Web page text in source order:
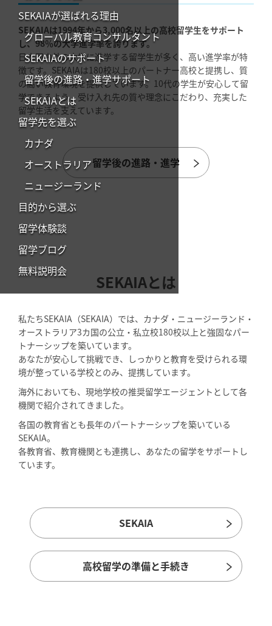
SEKAIAが選ばれる理由
グローバル教育コンサルタント
SEKAIAのサポート
留学後の進路・進学サポート
SEKAIAとは
留学先を選ぶ
カナダ
オーストラリア
ニュージーランド
目的から選ぶ
留学体験談
留学ブログ
無料説明会
SEKAIAは1994年から3,000名以上の高校留学生をサポート
し、98％の大学進学率を誇ります。
日本国内外の大学に進学する留学生が多く、高い進学率が特
徴です。SEKAIAは180校以上のパートナー高校と提携し、質
の高い教育環境を提供しています。10代の学生が安心して留
学できるよう、受け入れ先の質や理念にこだわり、充実した
留学生活を支えています。
留学後の進路・進学
SEKAIAとは
私たちSEKAIA（SEKAIA）では、カナダ・ニュージーランド・
オーストラリア3カ国の公立・私立校180校以上と強固なパー
トナーシップを築いています。
あなたが安心して挑戦でき、しっかりと教育を受けられる環
境が整っている学校とのみ、提携しています。
海外においても、現地学校の推奨留学エージェントとして各
機関で紹介されてきました。
各国の教育省とも長年のパートナーシップを築いている
SEKAIA。
各教育省、教育機関とも連携し、あなたの留学をサポートし
ています。
SEKAIA
高校留学の準備と手続き